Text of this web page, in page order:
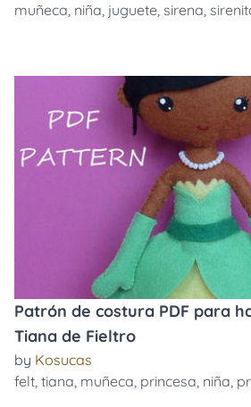
muñeca, niña, juguete, sirena,
Patrón de costura PDF para
Tiana de Fieltro
by Kosucas
felt, tiana, muñeca, princesa, niña,